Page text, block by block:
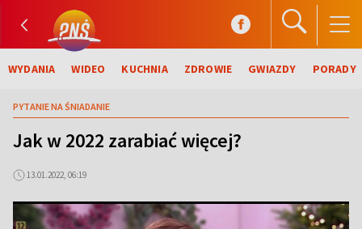
WYDANIA WIDEO KUCHNIA ZDROWIE GWIAZDY PORADY
PYTANIE NA ŚNIADANIE
Jak w 2022 zarabiać więcej?
13.01.2022, 06:19